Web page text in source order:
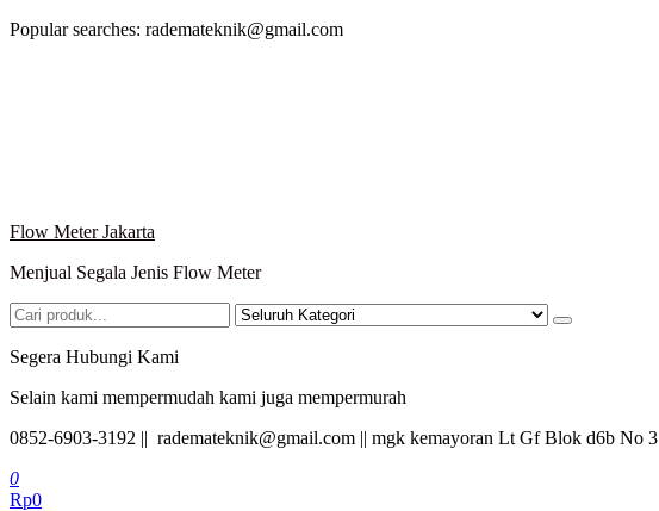
Lompat
Popular searches: rademateknik@gmail.com
Flow Meter Jakarta
Menjual Segala Jenis Flow Meter
Segera Hubungi Kami
Selain kami mempermudah kami juga mempermurah
0852-6903-3192 || rademateknik@gmail.com || mgk kemayoran Lt Gf Blok d6b No 3
0
Rp0